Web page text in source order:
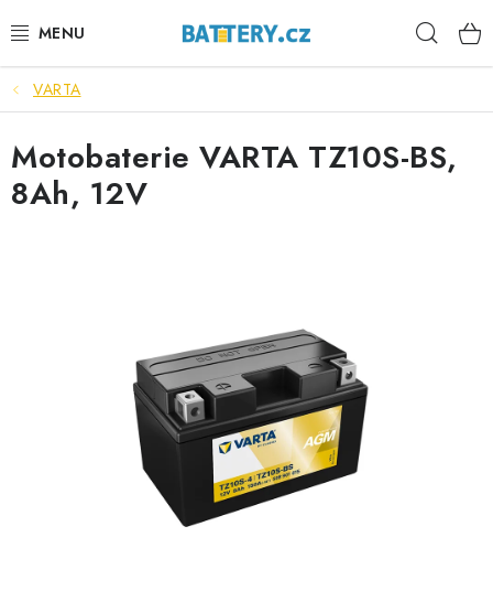
na
VÝHODNÉ SETY
SLUŽBY
AUTOBATERIE
STANIČNÍ BATERIE
BATERIOVÉ BOXY
POWERBANKY
VARTA
Motobaterie VARTA TZ10S-BS,
8Ah, 12V